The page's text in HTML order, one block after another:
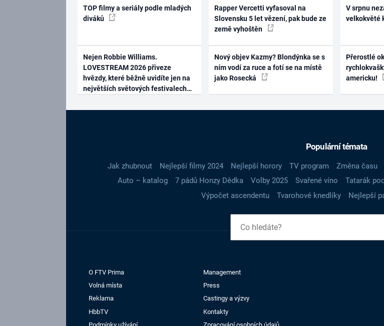
TOP filmy a seriály podle mladých
diváků
Nejen Robbie Williams.
LOVESTREAM 2026 přiveze
hvězdy, které běžně uvidíte jen na
největších světových festivalech
Rapper Vercetti vyfasoval na
Slovensku 5 let vězení, pak bude ze
země vyhoštěn
Nový objev Kazmy? Blondýnka se s
ním vodí za ruce a fotí se na místě
jako Rosecká
V srpnu
velkokvěté
Přerostlé
americku!
Populární témata
Jak zhubnout Nejlepší filmy 2024 Nejlepší horory TV program Změna času
Auto – katalog
7 pádů Honzy Dědka Volby 2025 Svařené víno Tatarák
Výpočet ascendentu
Tvarohové knedlíky Nejlepší
O FTV Prima
Management
Volná místa
Press
Reklama
Castingy a výzvy
HbbTV
Kontakty